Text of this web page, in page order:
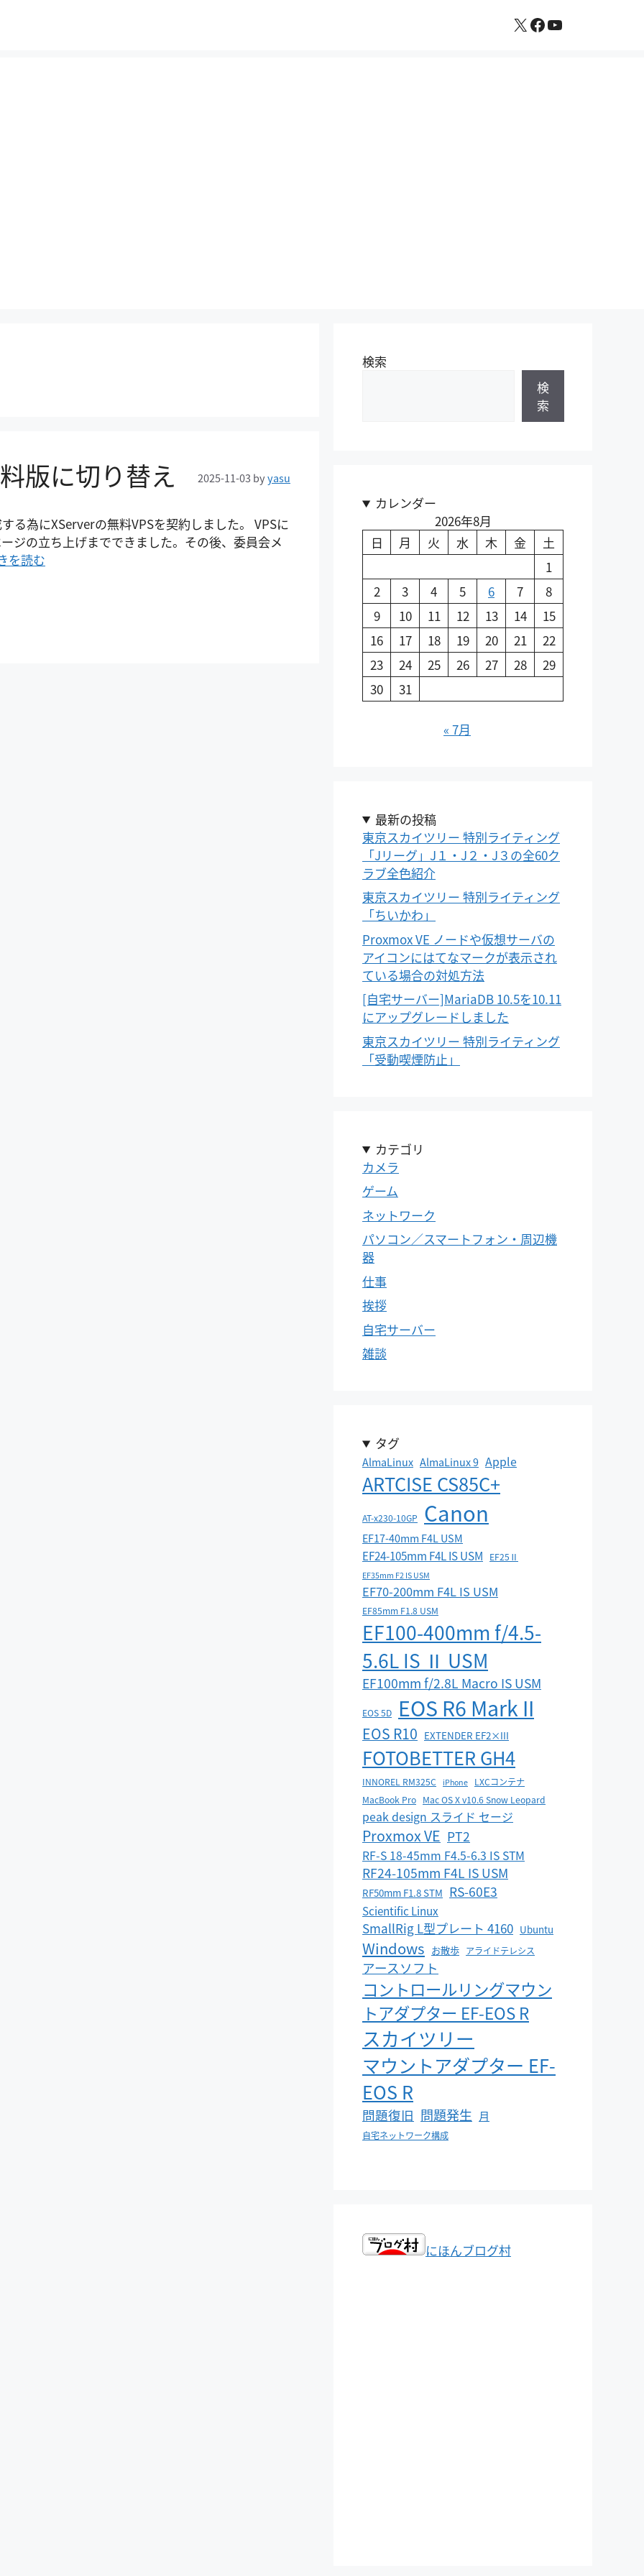
X Facebook
YouTube
版に切り替え 2025-11-03 byyasu
る為にXServerの無料VPSを契約しました。 VPSに
ジの立ち上げまでできました。その後、委員会メ
を読む
検索
検
索
カレンダー
2026年8月
日
月 火 水 木 金
土
1
2
3 4 5 6 7
8
9
10 11 12 13 14
15
16
17 18 19 20 21
22
23
24 25 26 27 28
29
30
31
« 7月
最新の投稿
東京スカイツリー 特別ライティング
「Jリーグ」J１・J２・J３の全60ク
ラブ全色紹介
東京スカイツリー 特別ライティング
「ちいかわ」
Proxmox VE ノードや仮想サーバの
アイコンにはてなマークが表示され
ている場合の対処方法
[自宅サーバー]MariaDB 10.5を10.11
にアップグレードしました
東京スカイツリー 特別ライティング
「受動喫煙防止」
カテゴリ
カメラ
ゲーム
ネットワーク
パソコン／スマートフォン・周辺機
器
仕事
挨拶
自宅サーバー
雑談
タグ
AlmaLinux AlmaLinux 9 Apple
ARTCISE CS85C+
AT-x230-10GP Canon
EF17-40mm F4L USM
EF24-105mm F4L IS USM EF25Ⅱ
EF35mm F2 IS USM
EF70-200mm F4L IS USM
EF85mm F1.8 USM
EF100-400mm f/4.5-
5.6L IS Ⅱ USM
EF100mm f/2.8L Macro IS USM
EOS 5D EOS R6 Mark II
EOS R10 EXTENDER EF2×III
FOTOBETTER GH4
INNOREL RM325C iPhone
LXCコンテナ
MacBook Pro Mac OS X v10.6 Snow Leopard
peak design スライド セージ
Proxmox VE PT2
RF-S 18-45mm F4.5-6.3 IS STM
RF24-105mm F4L IS USM
RF50mm F1.8 STM RS-60E3
Scientific Linux
SmallRig L型プレート 4160 Ubuntu
Windows お散歩 アライドテレシス
アースソフト
コントロールリングマウン
トアダプター EF-EOS R
スカイツリー
マウントアダプター EF-
EOS R
問題復旧 問題発生 月
自宅ネットワーク構成
にほんブログ村